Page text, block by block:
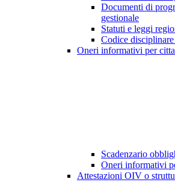
Documenti di
gestionale
Statuti e leggi
Codice
Oneri informativi per
Scadenzario
Oneri informativi
Attestazioni OIV o